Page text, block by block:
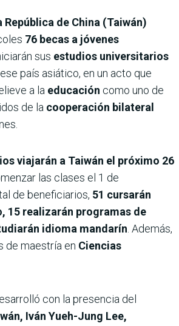
República de China (Taiwán)
76 becas a jóvenes
sus estudios universitarios
país asiático, en un acto que
a la educación como uno de
de la cooperación bilateral
viajarán a Taiwán el próximo 26
las clases el 1 de
de beneficiarios, 51 cursarán
15 realizarán programas de
idioma mandarín. Además,
de maestría en Ciencias
con la presencia del
Iván Yueh-Jung Lee,